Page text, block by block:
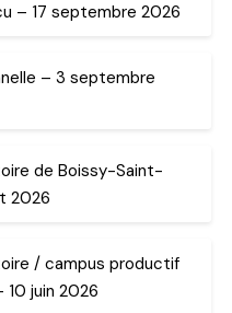
– 17 septembre 2026
– 3 septembre
de Boissy-Saint-
2026
/ campus productif
10 juin 2026